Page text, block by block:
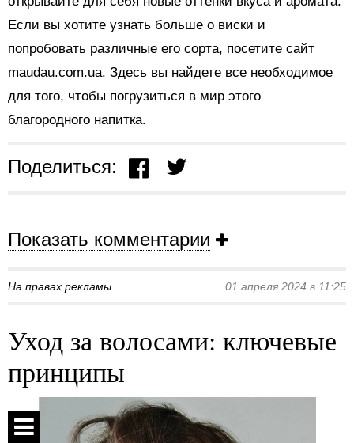
Если вы хотите узнать больше о виски и
попробовать различные его сорта, посетите сайт
maudau.com.ua. Здесь вы найдете все необходимое
для того, чтобы погрузиться в мир этого
благородного напитка.
Поделиться:
Показать комментарии
На правах рекламы 01 апреля 2024 в 11:25
Уход за волосами: ключевые
принципы